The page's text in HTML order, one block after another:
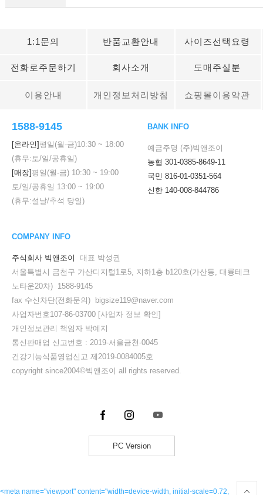
1:1문의 반품교환안내 사이즈선택요령
전화로주문하기 회사소개 도매주실분
이용안내 개인정보처리방침 쇼핑몰이용약관
1588-9145
[온라인] 평일(월-금)10:30 ~ 18:00
(휴무:토/일/공휴일)
[매장] 평일(월-금) 10:30 ~ 19:00
토/일/공휴일 13:00 ~ 19:00
(휴무:설날/추석 당일)
BANK INFO
예금주명 (주)빅앤조이
농협 301-0385-8649-11
국민 816-01-0351-564
신한 140-008-844786
COMPANY INFO
주식회사 빅앤조이
대표 박성권
서울특별시 금천구 가산디지털1로5, 지하1층 b120호(가산동, 대륭테크
노타운20차) 1588-9145
fax 수신차단(전화문의) bigsize119@naver.com
사업자번호107-86-03700 [사업자 정보 확인]
개인정보관리 책임자 박예지
통신판매업 신고번호 : 2019-서울금천-0045
건강기능식품영업신고 제2019-0084005호
copyright since2004©빅앤조이 all rights reserved.
PC Version
<meta name="viewport" content="width=device-width, initial-scale=0.72,